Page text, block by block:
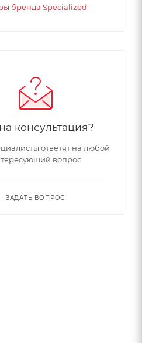
бренда Specialized
консультация?
ответят на любой
вопрос
ЗАДАТЬ ВОПРОС